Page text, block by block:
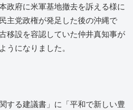
政府に米軍基地撤去を訴える様に
主党政権が発足した後の沖縄で
移設を容認していた仲井真知事が
うになりました。
する建議書」に「平和で新しい豊